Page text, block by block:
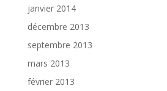
janvier 2014
décembre 2013
septembre 2013
mars 2013
février 2013